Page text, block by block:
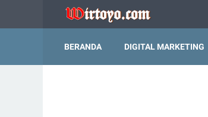
BERANDA DIGITAL MARKETING